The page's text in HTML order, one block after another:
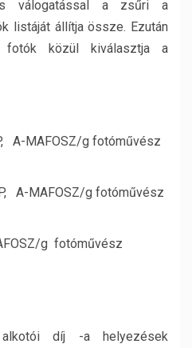
válogatással a zsűri a
listáját állítja össze. Ezután
fotók közül kiválasztja a
MAFOSZ/g fotóművész
A-MAFOSZ/g fotóművész
g fotóművész
alkotói díj -a helyezések